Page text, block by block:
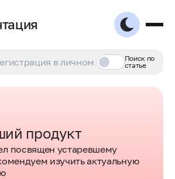
Поиск по
статье
продукт
посвящен устаревшему
изучить актуальную